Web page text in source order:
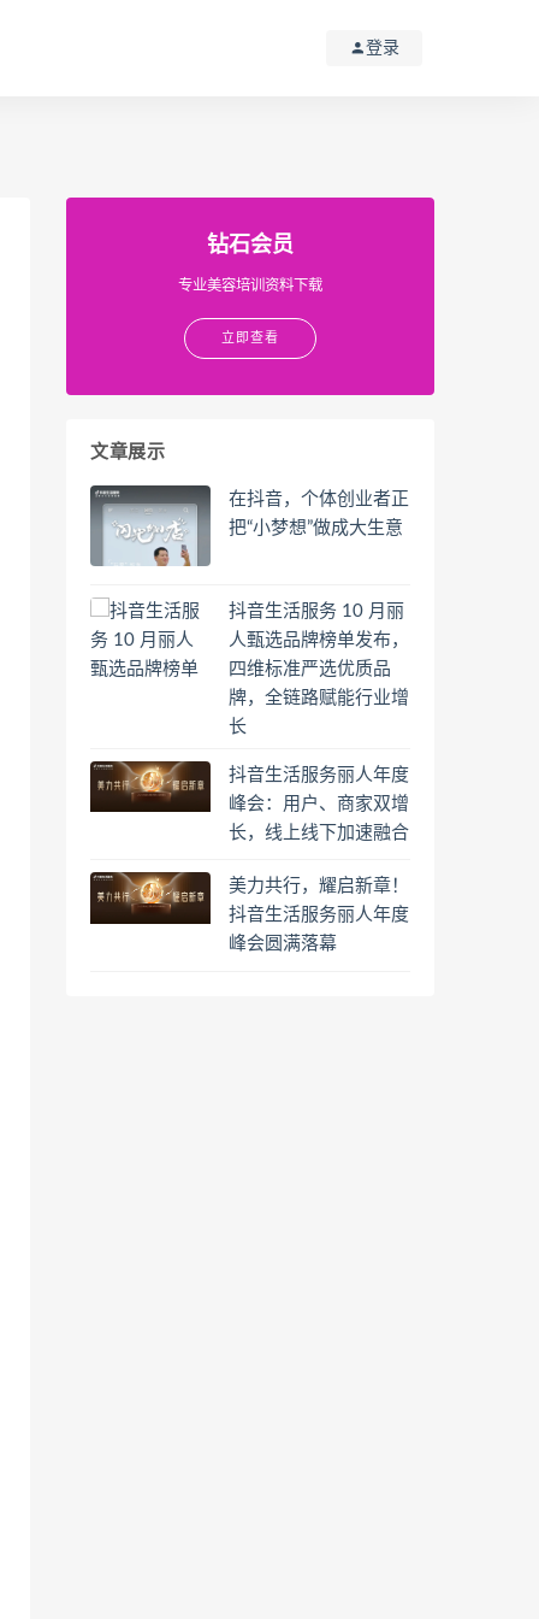
登录
钻石会员
专业美容培训资料下载
立即查看
文章展示
在抖音，个体创业者正
把“小梦想”做成大生意
抖音生活服务 10 月丽
人甄选品牌榜单发布，
四维标准严选优质品
牌，全链路赋能行业增
长
抖音生活服务丽人年度
峰会：用户、商家双增
长，线上线下加速融合
美力共行，耀启新章！
抖音生活服务丽人年度
峰会圆满落幕